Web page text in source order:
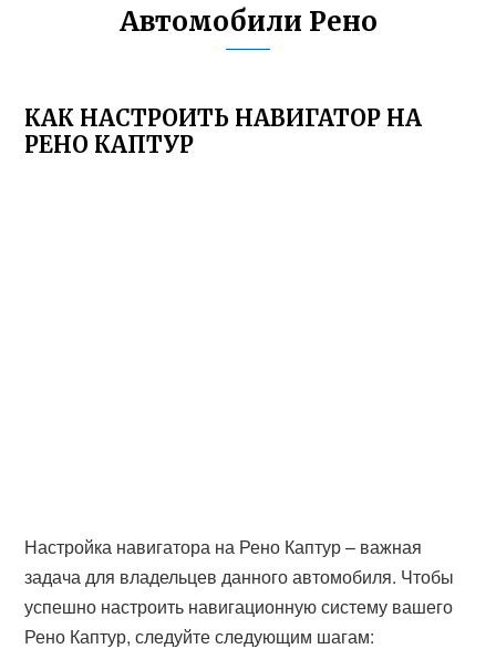
Автомобили Рено
КАК НАСТРОИТЬ НАВИГАТОР НА
РЕНО КАПТУР
Настройка навигатора на Рено Каптур – важная
задача для владельцев данного автомобиля. Чтобы
успешно настроить навигационную систему вашего
Рено Каптур, следуйте следующим шагам: